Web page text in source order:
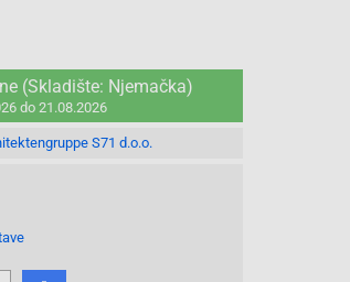
(Skladište: Njemačka)
do 21.08.2026
S71 d.o.o.